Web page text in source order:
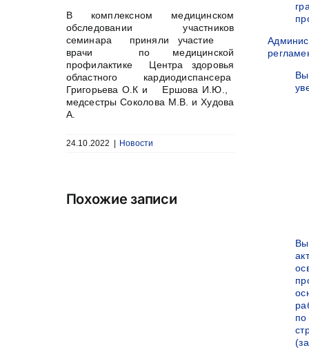
В комплексном медицинском
обследовании участников
семинара приняли участие
врачи по медицинской
профилактике Центра здоровья
областного кардиодиспансера
Григорьева О.К и Ершова И.Ю.,
медсестры Соколова М.В. и Худова
А.
24.10.2022 | Новости
Похожие записи
по
(за